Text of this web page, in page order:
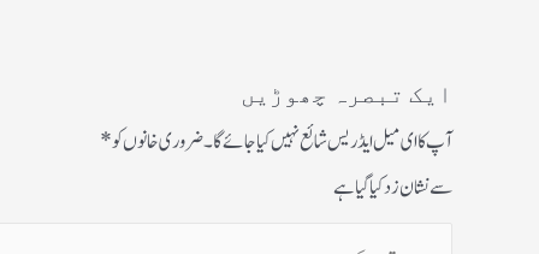
ایک تبصرہ چھوڑیں
آپ کا ای میل ایڈریس شائع نہیں کیا جائے گا۔ضروری خانوں کو*
سے نشان زد کیا گیا ہے